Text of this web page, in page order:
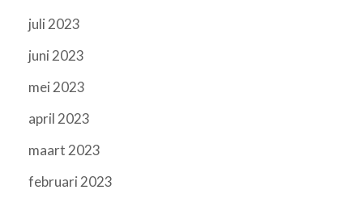
juli 2023
juni 2023
mei 2023
april 2023
maart 2023
februari 2023